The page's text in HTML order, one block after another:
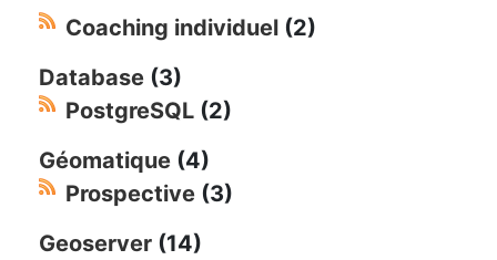
Coaching individuel (2)
Database (3)
PostgreSQL (2)
Géomatique (4)
Prospective (3)
Geoserver (14)